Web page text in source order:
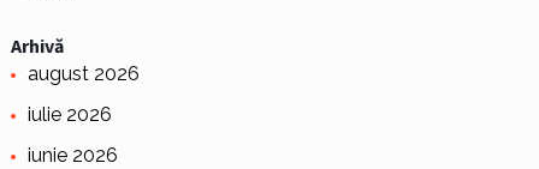
Arhivă
august 2026
iulie 2026
iunie 2026